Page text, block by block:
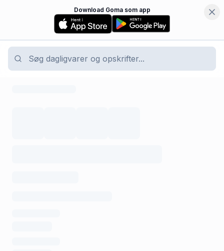
Download Goma som app